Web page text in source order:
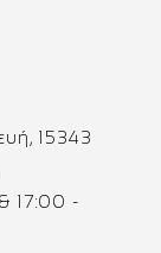
15343
17:00 -